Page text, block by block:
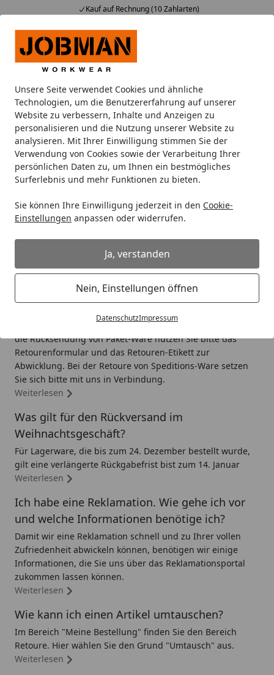
Unsere Seite verwendet Cookies und ähnliche
Technologien, um die Benutzererfahrung auf unserer
Website zu verbessern, Inhalte und Anzeigen zu
personalisieren und die Nutzung unserer Website zu
analysieren. Mit Ihrer Einwilligung stimmen Sie der
Verwendung von Cookies sowie der Verarbeitung Ihrer
persönlichen Daten zu, um Ihnen ein bestmögliches
Surferlebnis und mehr Funktionen zu bieten.
Sie können Ihre Einwilligung jederzeit in den Cookie-
Einstellungen anpassen oder widerrufen.
Ja, verstanden
Nein, Einstellungen öffnen
DatenschutzImpressum
Kauf auf Rechnung (10 Zahlarten)
Alle Produkte
Mein Konto
Suchen
Startseite
FAQ - Rücksendung & Reklamation
Rücksendung / Reklamation
Gibt es Artikel, die von der Rücksendung
ausgeschlossen sind?
Individuell für Sie angefertigte Waren, schnell
verderbliche Waren und Waren mit beschädighter
Hygieneversiegelung sind von der Rücksendung
ausgeschlossen
Wie sende ich eine Retoure zurück? Wie
erstelle ich ein Rücksende-Etikett?
Selbstverständlich haben Sie die Möglichkeit, Ware
innerhalb von 14 Tagen nach Erhalt zu retournieren. Für
die Rücksendung von Paket-Ware nutzen Sie bitte das
Retourenformular und das Retouren-Etikett zur
Abwicklung. Bei der Retoure von Speditions-Ware setzen
Sie sich bitte mit uns in Verbindung.
Weiterlesen
Was gilt für den Rückversand im
Weihnachtsgeschäft?
Für Lagerware, die bis zum 24. Dezember bestellt wurde,
gilt eine verlängerte Rückgabefrist bist zum 14. Januar
Weiterlesen
Ich habe eine Reklamation. Wie gehe ich vor
und welche Informationen benötige ich?
Damit wir eine Reklamation schnell und zu Ihrer vollen
Zufriedenheit abwickeln können, benötigen wir einige
Informationen, die Sie uns über das Reklamationsportal
zukommen lassen können.
Weiterlesen
Wie kann ich einen Artikel umtauschen?
Im Bereich "Meine Bestellung" finden Sie den Bereich
Retoure. Hier wählen Sie den Grund "Umtausch" aus.
Weiterlesen